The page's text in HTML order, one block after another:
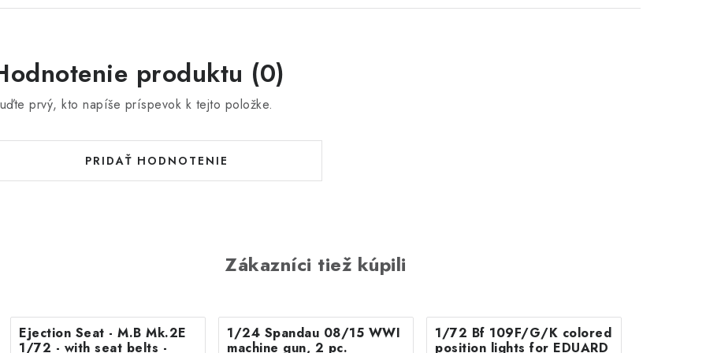
produktu (0)
prvý, kto napíše príspevok k tejto položke.
PRIDAŤ HODNOTENIE
Zákazníci tiež kúpili
Ejection Seat - M.B Mk.2E
1/72 - with seat belts -
1/24 Spandau 08/15 WWI
machine gun, 2 pc.
1/72 Bf 109F/G/K colored
position lights for EDUARD